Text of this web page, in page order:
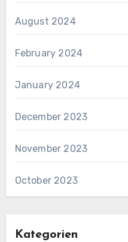
August 2024
February 2024
January 2024
December 2023
November 2023
October 2023
Kategorien